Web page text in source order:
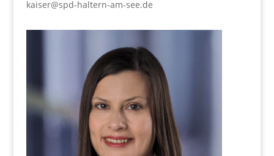
kaiser@spd-haltern-am-see.de